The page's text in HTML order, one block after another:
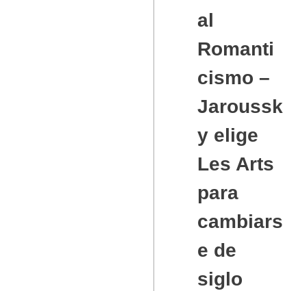
al
Romanti
cismo –
Jaroussk
y elige
Les Arts
para
cambiars
e de
siglo